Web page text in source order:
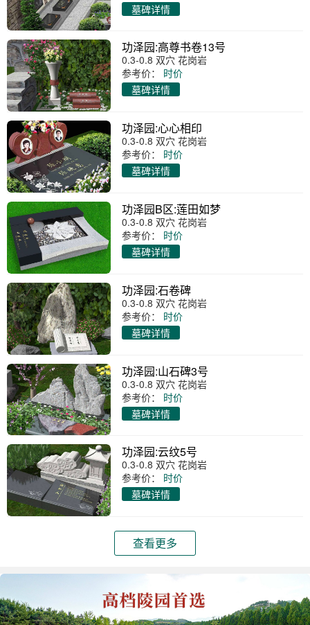
墓碑详情
功泽园:高尊书卷13号
0.3-0.8 双穴 花岗岩
参考价：
时价
墓碑详情
功泽园:心心相印
0.3-0.8 双穴 花岗岩
参考价：
时价
墓碑详情
功泽园B区:莲田如梦
0.3-0.8 双穴 花岗岩
参考价：
时价
墓碑详情
功泽园:石卷碑
0.3-0.8 双穴 花岗岩
参考价：
时价
墓碑详情
功泽园:山石碑3号
0.3-0.8 双穴 花岗岩
参考价：
时价
墓碑详情
功泽园:云纹5号
0.3-0.8 双穴 花岗岩
参考价：
时价
墓碑详情
查看更多